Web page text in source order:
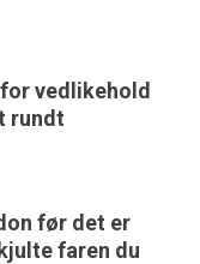
vedlikehold
rundt
før det er
faren du